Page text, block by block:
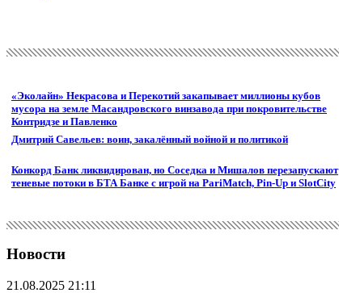
«Эколайн» Некрасова и Перекотий закапывает миллионы кубов
мусора на земле Масандровского винзавода при покровительстве
Контридзе и Павленко
Дмитрий Савельев: воин, закалённый войной и политикой
Конкорд Банк ликвидирован, но Соседка и Мишалов перезапускают
теневые потоки в БТА Банке с игрой на PariMatch, Pin-Up и SlotCity
Новости
21.08.2025 21:11